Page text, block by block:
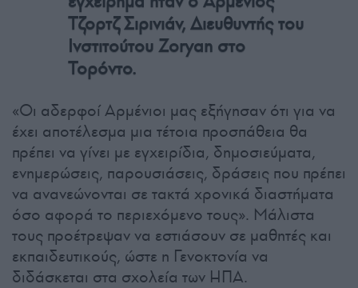
Τζορτζ Σιρινιάν, Διευθυντής του
Ινστιτούτου Zoryan στο
Τορόντο.
«Οι αδερφοί Αρμένιοι μας εξήγησαν ότι για να
έχει αποτέλεσμα μια τέτοια προσπάθεια θα
πρέπει να γίνει με εγχειρίδια, δημοσιεύματα,
ενημερώσεις, παρουσιάσεις, δράσεις που πρέπει
να ανανεώνονται σε τακτά χρονικά διαστήματα
όσο αφορά το περιεχόμενο τους». Μάλιστα
τους προέτρεψαν να εστιάσουν σε μαθητές και
εκπαιδευτικούς, ώστε η Γενοκτονία να
διδάσκεται στα σχολεία των ΗΠΑ.